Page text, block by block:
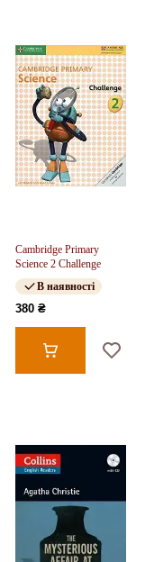
Cambridge Primary
Science 2 Challenge
В наявності
380 ₴